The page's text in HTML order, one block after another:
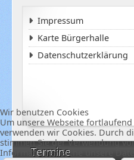
Termine
Impressum
Karte Bürgerhalle
Datenschutzerklärung
Wir benutzen Cookies
Um unsere Webseite
verwenden wir Cookies. Durch
stimmen Sie der Verwendung
Informationen siehe unsere